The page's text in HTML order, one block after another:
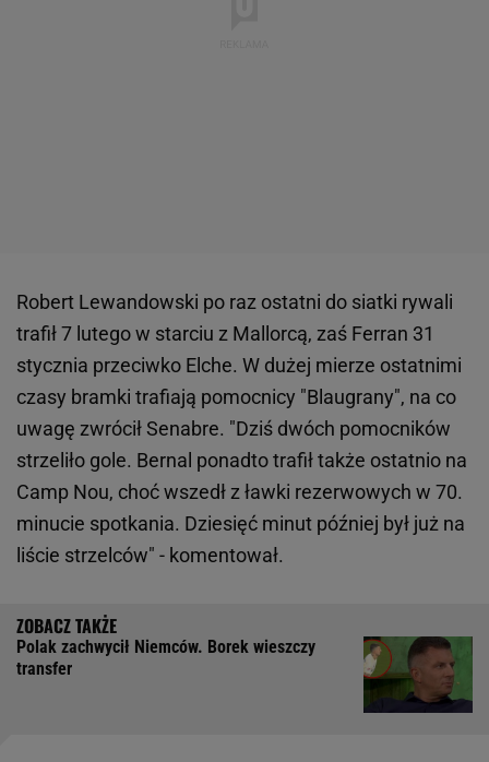
Robert Lewandowski po raz ostatni do siatki rywali
trafił 7 lutego w starciu z Mallorcą, zaś Ferran 31
stycznia przeciwko Elche. W dużej mierze ostatnimi
czasy bramki trafiają pomocnicy "Blaugrany", na co
uwagę zwrócił Senabre. "Dziś dwóch pomocników
strzeliło gole. Bernal ponadto trafił także ostatnio na
Camp Nou, choć wszedł z ławki rezerwowych w 70.
minucie spotkania. Dziesięć minut później był już na
liście strzelców" - komentował.
Polak zachwycił Niemców. Borek wieszczy
transfer